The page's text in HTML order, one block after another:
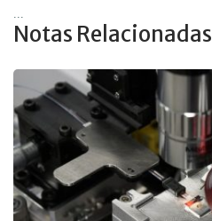
Notas Relacionadas